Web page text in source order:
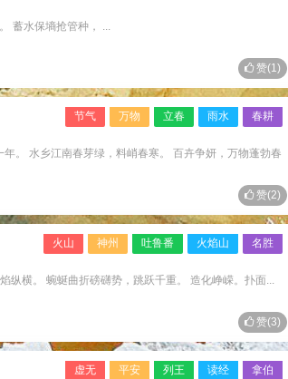
蓄水保墒抢管种， ...
赞(1)
节气 万物 立春 雨水 春耕
。 水乡江南春芽绿，料峭春寒。 百卉争妍，万物蓬勃春
赞(2)
火山 神州 吐鲁番 火焰山 名胜
纵横。 蜿蜒曲折磅礴势，跳跃千重。 造化峥嵘。扑面...
赞(3)
虚无 平安 列王 读经 拿伯